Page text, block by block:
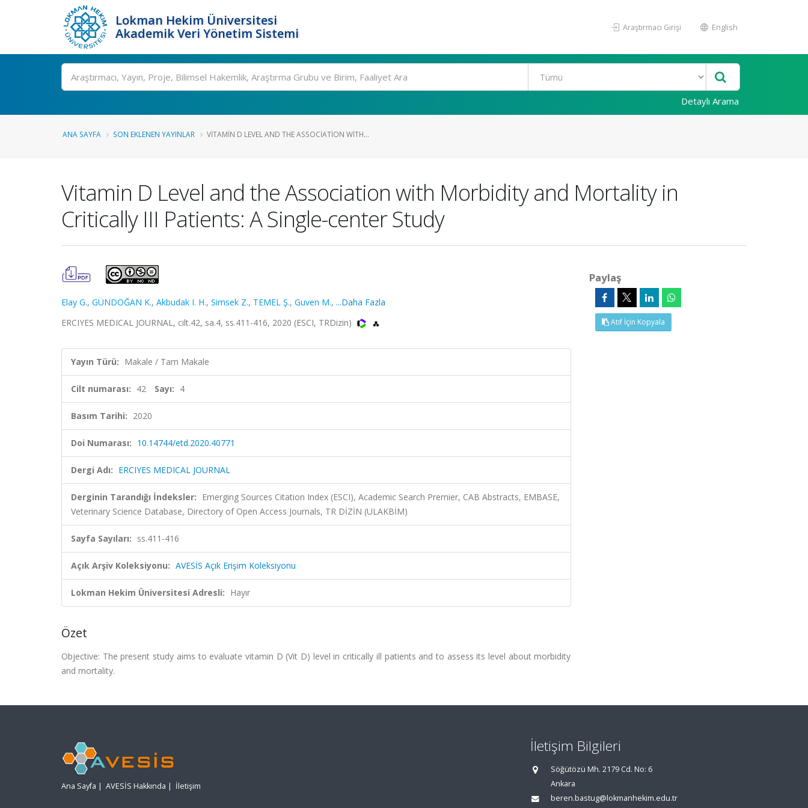
Lokman Hekim Üniversitesi
Akademik Veri Yönetim Sistemi
Araştırmacı Girişi English
Ara
Detaylı Arama
ANA SAYFA SON EKLENEN YAYINLAR VITAMIN D LEVEL AND THE ASSOCIATION WITH...
Vitamin D Level and the Association with Morbidity and Mortality in
Critically III Patients: A Single-center Study
Elay G., GÜNDOĞAN K., Akbudak I. H., Simsek Z., TEMEL Ş., Guven M., ...Daha Fazla
ERCIYES MEDICAL JOURNAL, cilt.42, sa.4, ss.411-416, 2020 (ESCI, TRDizin)
Yayın Türü: Makale / Tam Makale
Cilt numarası: 42 Sayı: 4
Basım Tarihi: 2020
Doi Numarası: 10.14744/etd.2020.40771
Dergi Adı: ERCIYES MEDICAL JOURNAL
Derginin Tarandığı İndeksler: Emerging Sources Citation Index (ESCI), Academic Search Premier, CAB Abstracts, EMBASE,
Veterinary Science Database, Directory of Open Access Journals, TR DİZİN (ULAKBİM)
Sayfa Sayıları: ss.411-416
Açık Arşiv Koleksiyonu: AVESİS Açık Erişim Koleksiyonu
Lokman Hekim Üniversitesi Adresli: Hayır
Özet
Objective: The present study aims to evaluate vitamin D (Vit D) level in critically ill patients and to assess its level about morbidity
and mortality.
Paylaş
Atıf İçin Kopyala
Ana Sayfa | AVESİS Hakkında | İletişim
İletişim Bilgileri
Söğütözü Mh. 2179 Cd. No: 6
Ankara
beren.bastug@lokmanhekim.edu.tr